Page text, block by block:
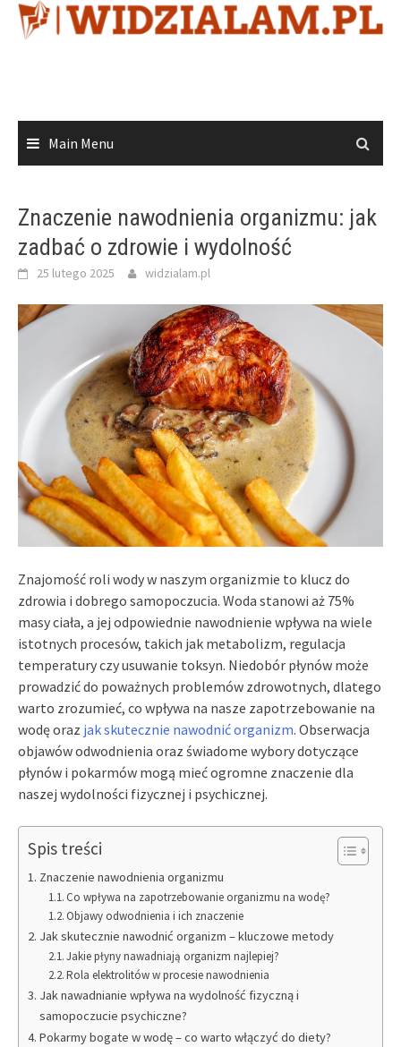
Skip
Main Menu
Znaczenie nawodnienia organizmu: jak
zadbać o zdrowie i wydolność
25 lutego 2025 widzialam.pl
Znajomość roli wody w naszym organizmie to klucz do
zdrowia i dobrego samopoczucia. Woda stanowi aż 75%
masy ciała, a jej odpowiednie nawodnienie wpływa na wiele
istotnych procesów, takich jak metabolizm, regulacja
temperatury czy usuwanie toksyn. Niedobór płynów może
prowadzić do poważnych problemów zdrowotnych, dlatego
warto zrozumieć, co wpływa na nasze zapotrzebowanie na
wodę oraz jak skutecznie nawodnić organizm. Obserwacja
objawów odwodnienia oraz świadome wybory dotyczące
płynów i pokarmów mogą mieć ogromne znaczenie dla
naszej wydolności fizycznej i psychicznej.
Spis treści
Znaczenie nawodnienia organizmu
Co wpływa na zapotrzebowanie organizmu na wodę?
Objawy odwodnienia i ich znaczenie
Jak skutecznie nawodnić organizm – kluczowe metody
Jakie płyny nawadniają organizm najlepiej?
Rola elektrolitów w procesie nawodnienia
Jak nawadnianie wpływa na wydolność fizyczną i
samopoczucie psychiczne?
Pokarmy bogate w wodę – co warto włączyć do diety?